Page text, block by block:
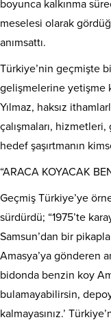
boyunca kalkınma
meselesi olarak
anımsattı.
Türkiye’nin geçmişte
gelişmelerine yetişme
Yılmaz, haksız
çalışmaları,
hedef şaşırtmanın
“ARACA KOYACAK
Geçmiş Türkiye’ye
sürdürdü; “1975’te
Samsun’dan bir
Amasya’ya gönderen
bidonda benzin koy
bulamayabilirsin,
kalmayasınız.’